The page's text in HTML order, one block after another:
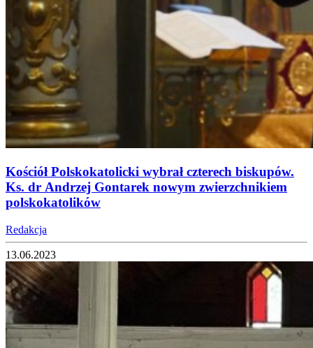
Kościół Polskokatolicki wybrał czterech biskupów.
Ks. dr Andrzej Gontarek nowym zwierzchnikiem
polskokatolików
Redakcja
13.06.2023